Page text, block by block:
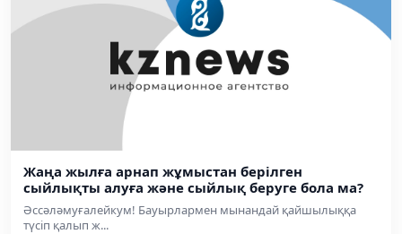
Жаңа жылға арнап жұмыстан берілген
сыйлықты алуға және сыйлық беруге бола ма?
Әссәләмуғалейкум! Бауырлармен мынандай қайшылыққа
түсіп қалып ж...